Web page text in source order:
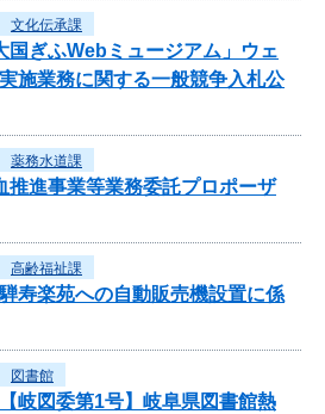
文化伝承課
国ぎふWebミュージアム」ウェ
施業務に関する一般競争入札公
薬務水道課
推進事業等業務委託プロポーザ
高齢福祉課
寿楽苑への自動販売機設置に係
図書館
岐図委第1号】岐阜県図書館熱